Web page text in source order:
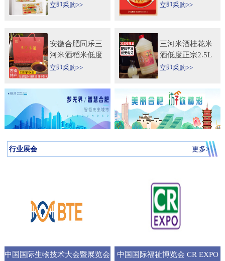
区纪念礼品定做
立即采购>>
烧饼糕点臭鳜鱼
立即采购>>
安徽合肥同乐三
河米酒稻米低度
甜黄酒坛装
送礼自饮
立即采购>>
三河米酒桂花米
酒低度正宗2.5L
桶纯手工安徽糯
立即采购>>
行业展会 更多>
中国国际生物技术大会暨展览会 中国国际福祉博览会 CR EXPO